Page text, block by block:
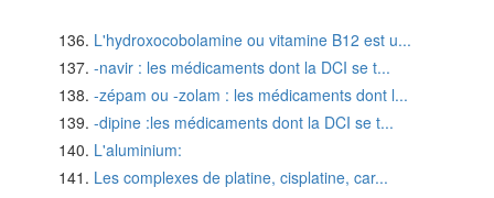
L'hydroxocobolamine ou vitamine B12 est u...
-navir : les médicaments dont la DCI se t...
-zépam ou -zolam : les médicaments dont l...
-dipine :les médicaments dont la DCI se t...
L'aluminium:
Les complexes de platine, cisplatine, car...